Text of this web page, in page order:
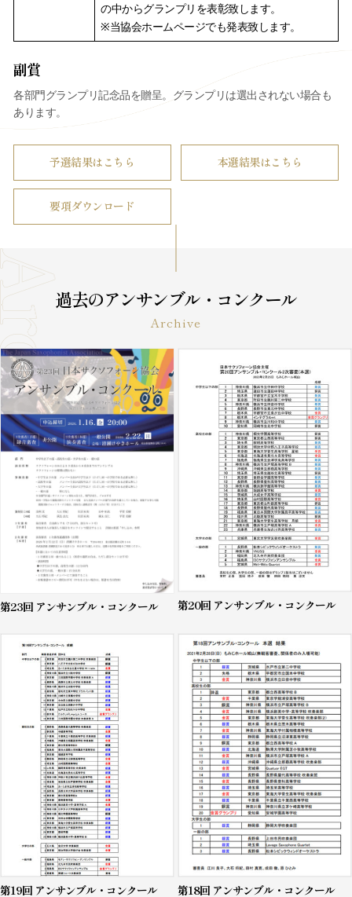
の中からグランプリを表彰致します。
※当協会ホームページでも発表致します。
副賞
各部門グランプリ記念品を贈呈。グランプリは選出されない場合も
あります。
予選結果はこちら 本選結果はこちら
要項ダウンロード
過去のアンサンブル・コンクール
Archive
第23回 アンサンブル・コンクール 第20回 アンサンブル・コンクール
第19回 アンサンブル・コンクール 第18回 アンサンブル・コンクール